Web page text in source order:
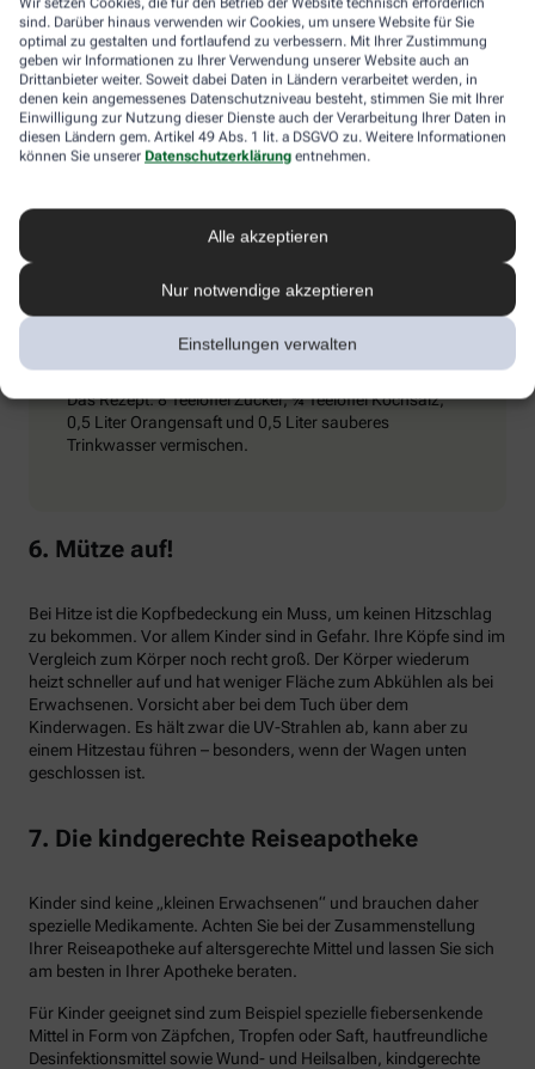
sind. Darüber hinaus verwenden wir Cookies, um unsere Website für Sie
optimal zu gestalten und fortlaufend zu verbessern. Mit Ihrer Zustimmung
geben wir Informationen zu Ihrer Verwendung unserer Website auch an
Drittanbieter weiter. Soweit dabei Daten in Ländern verarbeitet werden, in
denen kein angemessenes Datenschutzniveau besteht, stimmen Sie mit Ihrer
Einwilligung zur Nutzung dieser Dienste auch der Verarbeitung Ihrer Daten in
diesen Ländern gem. Artikel 49 Abs. 1 lit. a DSGVO zu. Weitere Informationen
können Sie unserer Datenschutzerklärung entnehmen.
Alle akzeptieren
Nur notwendige akzeptieren
Einstellungen verwalten
Umschlägen) und ihn dazu zu bewegen, kaltes Mineralwasser zu
trinken. Achtung: Schmerzmittel sind tabu – sie können den
Zustand verschlimmern.
Extra-Tipp
dass vermehrt Elektrolyte (Mineralstoffe) aus dem
Durchfall vor. Wichtig ist es dann, seinen
Elektrolythaushalt aufzubessern. Eine entsprechende
„Elektrolyt-Lösung“ kann man in Apotheken kaufen,
aber auch selbst zubereiten.
Das Rezept: 8 Teelöffel Zucker, ¾ Teelöffel Kochsalz,
0,5 Liter Orangensaft und 0,5 Liter sauberes
Trinkwasser vermischen.
6. Mütze auf!
Bei Hitze ist die Kopfbedeckung ein Muss, um keinen Hitzschlag
zu bekommen. Vor allem Kinder sind in Gefahr. Ihre Köpfe sind im
Vergleich zum Körper noch recht groß. Der Körper wiederum
heizt schneller auf und hat weniger Fläche zum Abkühlen als bei
Erwachsenen. Vorsicht aber bei dem Tuch über dem
Kinderwagen. Es hält zwar die UV-Strahlen ab, kann aber zu
einem Hitzestau führen – besonders, wenn der Wagen unten
geschlossen ist.
7. Die kindgerechte Reiseapotheke
Kinder sind keine „kleinen Erwachsenen“ und brauchen daher
spezielle Medikamente. Achten Sie bei der Zusammenstellung
Ihrer Reiseapotheke auf altersgerechte Mittel und lassen Sie sich
am besten in Ihrer Apotheke beraten.
Für Kinder geeignet sind zum Beispiel spezielle fiebersenkende
Mittel in Form von Zäpfchen, Tropfen oder Saft, hautfreundliche
Desinfektionsmittel sowie Wund- und Heilsalben, kindgerechte